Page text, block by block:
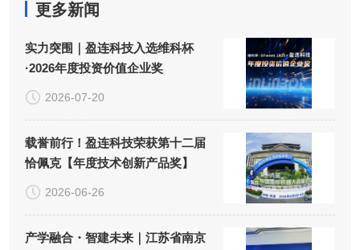
更多新闻
实力突围｜盈连科技入选维科杯
·2026年度投资价值企业奖
2026-07-20
载誉前行！盈连科技荣获第十二届
恰佩克【年度技术创新产品奖】
2026-06-26
产学融合・智建未来｜江苏省南京